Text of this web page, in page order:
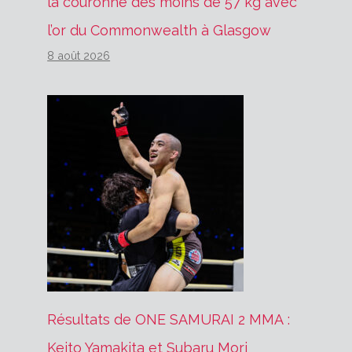
l’or du Commonwealth à Glasgow
8 août 2026
Résultats de ONE SAMURAI 2 MMA :
Keito Yamakita et Subaru Mori